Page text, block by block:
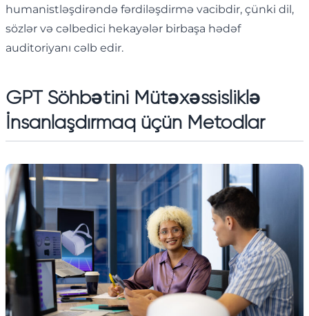
humanistləşdirəndə fərdiləşdirmə vacibdir, çünki dil,
sözlər və cəlbedici hekayələr birbaşa hədəf
auditoriyanı cəlb edir.
GPT Söhbətini Mütəxəssisliklə
İnsanlaşdırmaq üçün Metodlar